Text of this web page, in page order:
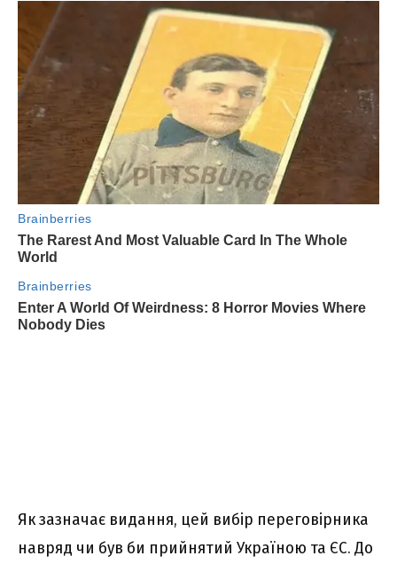
Як зазначає видання, цей вибір переговірника
навряд чи був би прийнятий Україною та ЄС. До